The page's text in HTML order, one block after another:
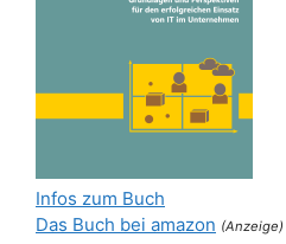
Infos zum Buch
Das Buch bei amazon (Anzeige)